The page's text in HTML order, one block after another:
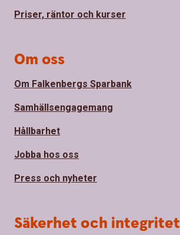
Priser, räntor och kurser
Om oss
Om Falkenbergs Sparbank
Samhällsengagemang
Hållbarhet
Jobba hos oss
Press och nyheter
Säkerhet och integritet